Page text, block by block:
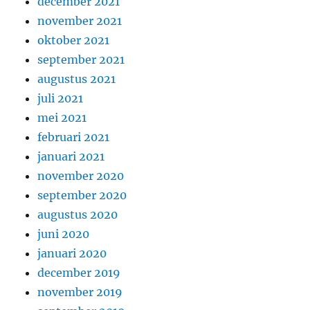
november 2021
oktober 2021
september 2021
augustus 2021
juli 2021
mei 2021
februari 2021
januari 2021
november 2020
september 2020
augustus 2020
juni 2020
januari 2020
december 2019
november 2019